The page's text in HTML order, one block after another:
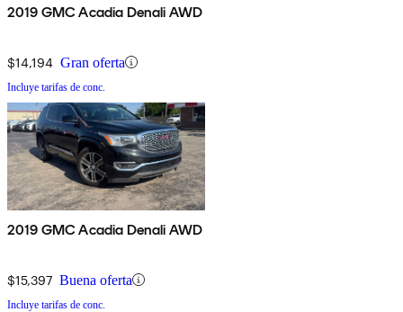
2019 GMC Acadia Denali AWD
$14,194 Gran oferta
Incluye tarifas de conc.
2019 GMC Acadia Denali AWD
$15,397 Buena oferta
Incluye tarifas de conc.